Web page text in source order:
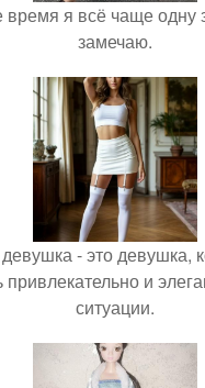
время я всё чаще одну
замечаю.
- это девушка,
привлекательно и
ситуации.